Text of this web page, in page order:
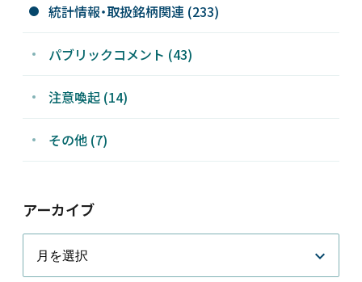
統計情報・取扱銘柄関連 (233)
パブリックコメント (43)
注意喚起 (14)
その他 (7)
アーカイブ